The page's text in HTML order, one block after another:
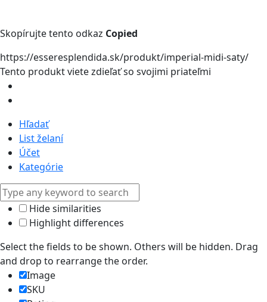
Skopírujte tento odkaz Copied
https://esseresplendida.sk/produkt/imperial-midi-saty/
Tento produkt viete zdieľať so svojimi priateľmi
Hľadať
List želaní
Účet
Kategórie
Hide similarities
Highlight differences
Select the fields to be shown. Others will be hidden. Drag
and drop to rearrange the order.
Image
SKU